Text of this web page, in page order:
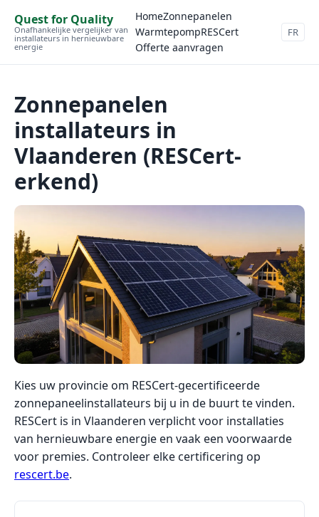
Quest for Quality
Onafhankelijke vergelijker van
installateurs in hernieuwbare
energie
HomeZonnepanelen
WarmtepompRESCert
Offerte aanvragen
FR
Zonnepanelen
installateurs in
Vlaanderen (RESCert-
erkend)
Kies uw provincie om RESCert-gecertificeerde
zonnepaneelinstallateurs bij u in de buurt te vinden.
RESCert is in Vlaanderen verplicht voor installaties
van hernieuwbare energie en vaak een voorwaarde
voor premies. Controleer elke certificering op
rescert.be.